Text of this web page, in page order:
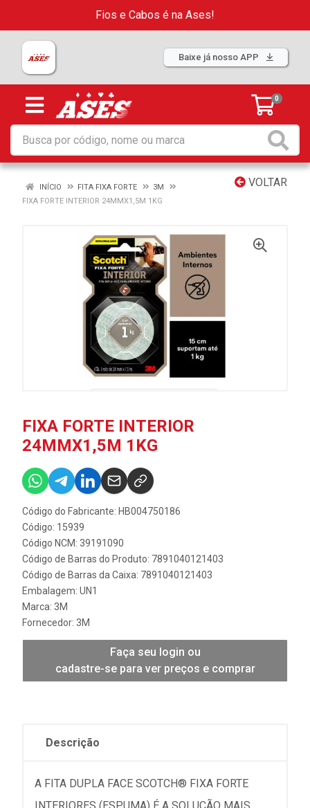
Fios e Cabos é na Ases!
Baixe já nosso APP
0
VOLTAR
INÍCIO FITA FIXA FORTE
3M
FIXA FORTE INTERIOR 24MMX1,5M 1KG
FIXA FORTE INTERIOR
24MMX1,5M 1KG
Código do Fabricante: HB004750186
Código: 15939
Código NCM: 39191090
Código de Barras do Produto: 7891040121403
Código de Barras da Caixa: 7891040121403
Embalagem: UN1
Marca: 3M
Fornecedor: 3M
Faça seu login ou
cadastre-se para ver preços e comprar
Descrição
A FITA DUPLA FACE SCOTCH® FIXA FORTE